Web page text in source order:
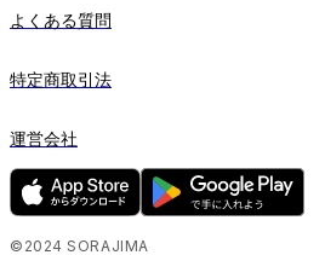
よくある質問
特定商取引法
運営会社
©2024 SORAJIMA